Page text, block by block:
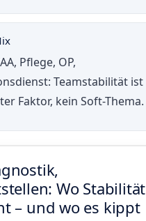
Pflege, OP,
Teamstabilität ist
Faktor, kein Soft-Thema.
Wo Stabilität
– und wo es kippt